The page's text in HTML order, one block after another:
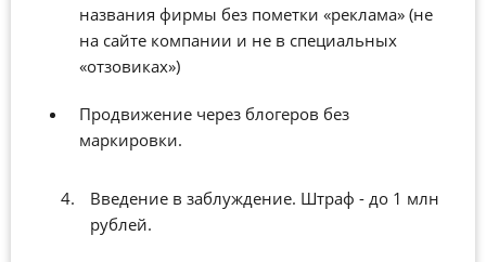
названия фирмы без пометки «реклама» (не
на сайте компании и не в специальных
«отзовиках»)
Продвижение через блогеров без
маркировки.
Введение в заблуждение. Штраф - до 1 млн
рублей.